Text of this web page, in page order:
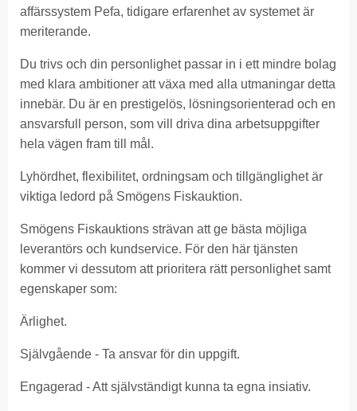
affärssystem Pefa, tidigare erfarenhet av systemet är
meriterande.
Du trivs och din personlighet passar in i ett mindre bolag
med klara ambitioner att växa med alla utmaningar detta
innebär. Du är en prestigelös, lösningsorienterad och en
ansvarsfull person, som vill driva dina arbetsuppgifter
hela vägen fram till mål.
Lyhördhet, flexibilitet, ordningsam och tillgänglighet är
viktiga ledord på Smögens Fiskauktion.
Smögens Fiskauktions strävan att ge bästa möjliga
leverantörs och kundservice. För den här tjänsten
kommer vi dessutom att prioritera rätt personlighet samt
egenskaper som:
Ärlighet.
Självgående - Ta ansvar för din uppgift.
Engagerad - Att självständigt kunna ta egna insiativ.